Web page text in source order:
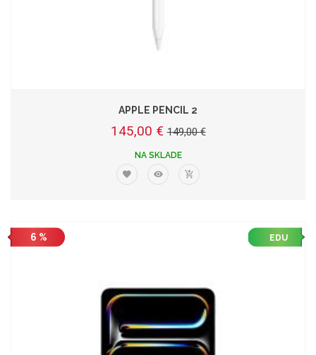
APPLE PENCIL 2
145,00 € 149,00 €
NA SKLADE
6 % EDU